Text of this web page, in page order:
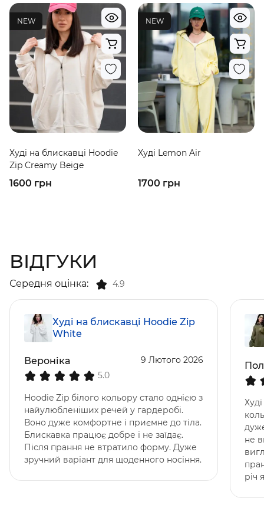
NEW
Худі на блискавці Hoodie
Zip Creamy Beige
1600 грн
NEW
Худі Lemon Air
1700 грн
ВІДГУКИ
Середня оцінка: 4.9
Худі на блискавці Hoodie Zip
White
Вероніка
5.0
9 Лютого 2026
Hoodie Zip білого кольору стало однією з
найулюбленіших речей у гардеробі.
Воно дуже комфортне і приємне до тіла.
Блискавка працює добре і не заїдає.
Після прання не втратило форму. Дуже
зручний варіант для щоденного носіння.
не
річ